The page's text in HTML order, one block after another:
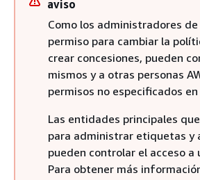
aviso
Como los administradores
permiso para cambiar la
crear concesiones, pueden
mismos y a otras personas
permisos no especificados
Las entidades principales
para administrar etiquetas y
pueden controlar el acceso a
Para obtener más